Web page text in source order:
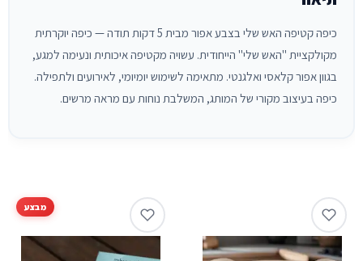
כיפה קטיפה האש שלי בצבע אפור מבית 5 דקות תודה — כיפה יוקרתית
מקולקציית "האש שלי" הייחודית. עשויה מקטיפה איכותית ונעימה למגע,
בגוון אפור קלאסי ואלגנטי. מתאימה לשימוש יומיומי, לאירועים ולתפילה.
כיפה בעיצוב מקורי של המותג, המשלבת נוחות עם מראה מרשים.
מבצע